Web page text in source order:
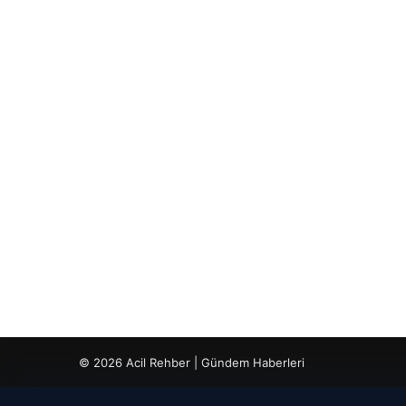
© 2026 Acil Rehber | Gündem Haberleri